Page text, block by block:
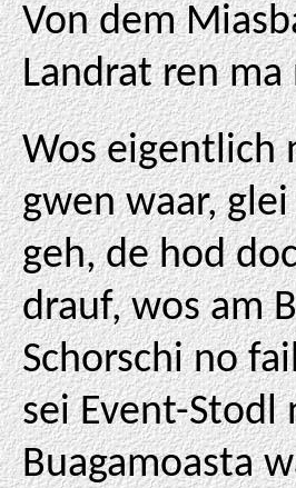
Von dem
Landrat ren ma
Wos eigentlich
gwen waar, glei
geh, de hod
drauf, wos am
Schorschi no
sei Event-Stodl
Buagamoasta